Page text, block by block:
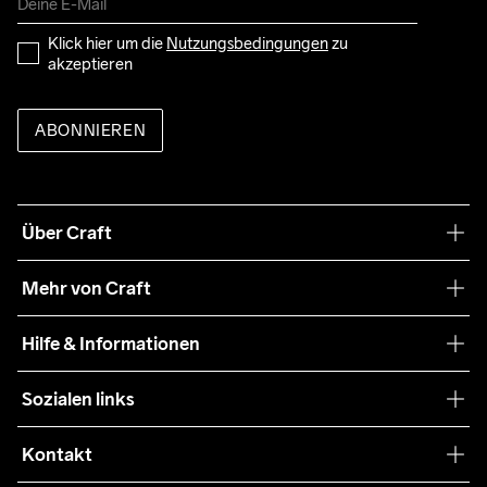
Klick hier um die Nutzungsbedingungen zu
akzeptieren
ABONNIEREN
Über Craft
Nachhaltigkeit
Mehr von Craft
Teamwear
Zusammenarbeit
Press
Hilfe & Informationen
Retouren
Kundendienst
Sozialen links
Kontakt